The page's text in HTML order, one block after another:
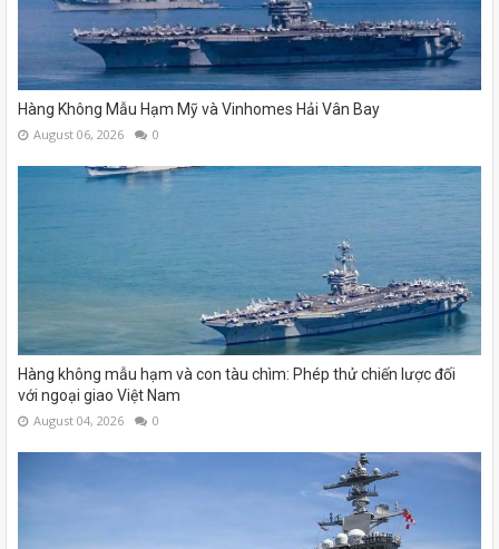
Hàng Không Mẫu Hạm Mỹ và Vinhomes Hải Vân Bay
August 06, 2026 0
Hàng không mẫu hạm và con tàu chìm: Phép thử chiến lược đối
với ngoại giao Việt Nam
August 04, 2026 0